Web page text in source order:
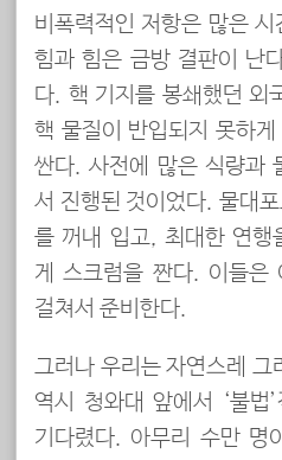
비폭력적인 저항은 많은
힘과 힘은 금방 결판이 난
다. 핵 기지를 봉쇄했던 외
핵 물질이 반입되지 못하
싼다. 사전에 많은 식량과
서 진행된 것이었다. 물대
를 꺼내 입고, 최대한 연행
게 스크럼을 짠다. 이들은
걸쳐서 준비한다.
그러나 우리는 자연스레 그
역시 청와대 앞에서 ‘불법
기다렸다. 아무리 수만 명